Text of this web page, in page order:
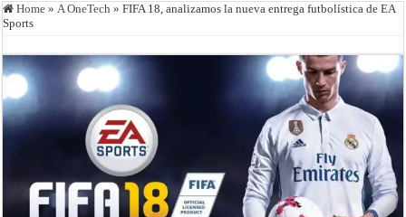
Home » A OneTech » FIFA 18, analizamos la nueva entrega futbolística de EA
Sports